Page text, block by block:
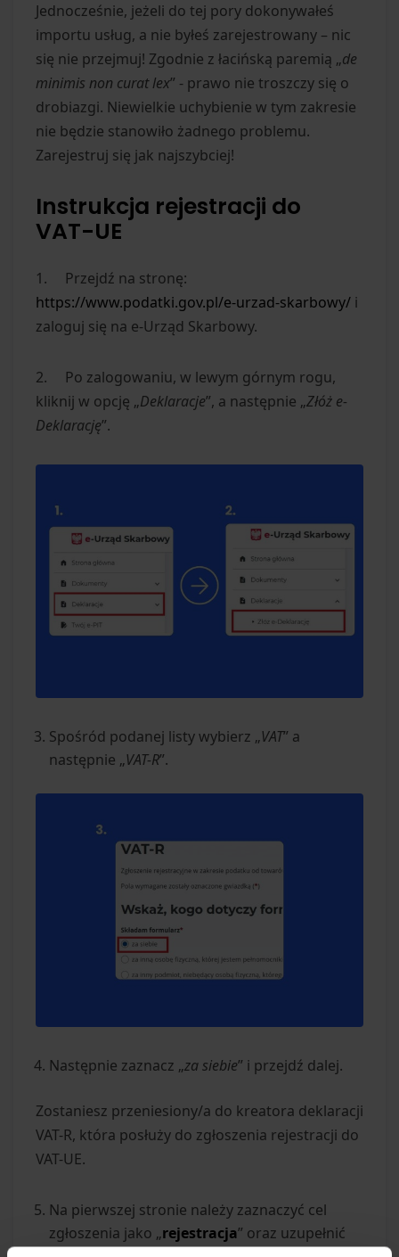
Jednocześnie, jeżeli do tej pory dokonywałeś
importu usług, a nie byłeś zarejestrowany – nic
się nie przejmuj! Zgodnie z łacińską paremią „de
minimis non curat lex” - prawo nie troszczy się o
drobiazgi. Niewielkie uchybienie w tym zakresie
nie będzie stanowiło żadnego problemu.
Zarejestruj się jak najszybciej!
Instrukcja rejestracji do
VAT-UE
1. Przejdź na stronę:
https://www.podatki.gov.pl/e-urzad-skarbowy/ i
zaloguj się na e-Urząd Skarbowy.
2. Po zalogowaniu, w lewym górnym rogu,
kliknij w opcję „Deklaracje”, a następnie „Złóż e-
Deklarację”.
Spośród podanej listy wybierz „VAT” a
następnie „VAT-R”.
Następnie zaznacz „za siebie” i przejdź dalej.
Zostaniesz przeniesiony/a do kreatora deklaracji
VAT-R, która posłuży do zgłoszenia rejestracji do
VAT-UE.
Na pierwszej stronie należy zaznaczyć cel
zgłoszenia jako „rejestracja” oraz uzupełnić